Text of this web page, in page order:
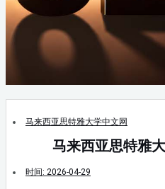
马来西亚思特雅大学中文网
马来西亚思特雅
时间: 2026-04-29